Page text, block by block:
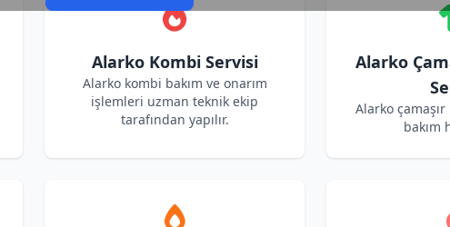
Alarko Kombi Servisi
Alarko kombi bakım ve onarım
işlemleri uzman teknik ekip
tarafından yapılır.
Alarko
Alarko
bakım